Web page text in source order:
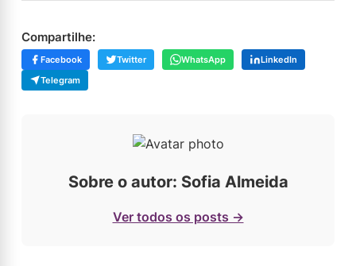
Compartilhe:
Facebook Twitter WhatsApp
LinkedIn
Telegram
Sobre o autor: Sofia Almeida
Ver todos os posts →